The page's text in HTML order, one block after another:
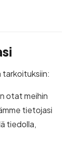
otat meihin
tietojasi
tiedolla,